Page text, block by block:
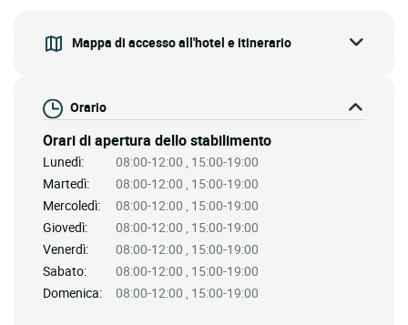
Mappa di accesso all'hotel e itinerario
Orario
Orari di apertura dello stabilimento
Lunedì:
08:00-12:00 , 15:00-19:00
Martedì:
08:00-12:00 , 15:00-19:00
Mercoledì:
08:00-12:00 , 15:00-19:00
Giovedì:
08:00-12:00 , 15:00-19:00
Venerdì:
08:00-12:00 , 15:00-19:00
Sabato:
08:00-12:00 , 15:00-19:00
Domenica:
08:00-12:00 , 15:00-19:00